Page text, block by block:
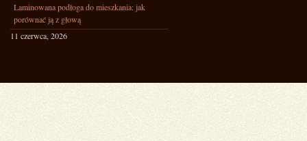
Laminowana podłoga do mieszkania: jak
porównać ją z głową
11 czerwca, 2026